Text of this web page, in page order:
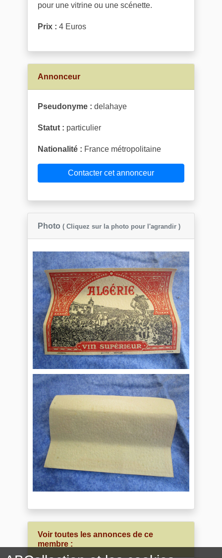
pour une vitrine ou une scénette.
Prix : 4 Euros
Annonceur
Pseudonyme : delahaye
Statut : particulier
Nationalité : France métropolitaine
Contacter cet annonceur
Photo ( Cliquez sur la photo pour l'agrandir )
Voir toutes les annonces de ce
membre :